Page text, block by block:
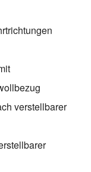
verstellbarer